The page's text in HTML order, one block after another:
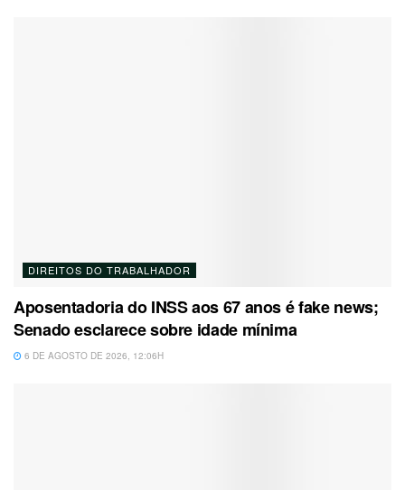
DIREITOS DO TRABALHADOR
Aposentadoria do INSS aos 67 anos é fake news;
Senado esclarece sobre idade mínima
6 DE AGOSTO DE 2026, 12:06H